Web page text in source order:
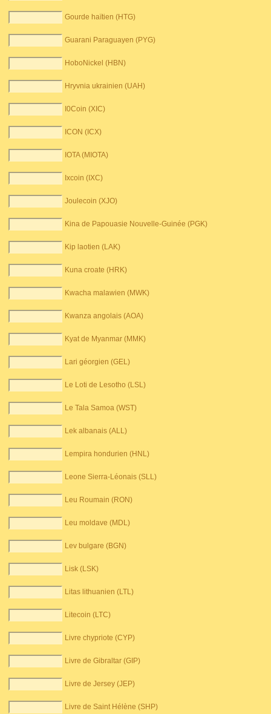
Gourde haïtien (HTG)
Guarani Paraguayen (PYG)
HoboNickel (HBN)
Hryvnia ukrainien (UAH)
I0Coin (XIC)
ICON (ICX)
IOTA (MIOTA)
Ixcoin (IXC)
Joulecoin (XJO)
Kina de Papouasie Nouvelle-Guinée (PGK)
Kip laotien (LAK)
Kuna croate (HRK)
Kwacha malawien (MWK)
Kwanza angolais (AOA)
Kyat de Myanmar (MMK)
Lari géorgien (GEL)
Le Loti de Lesotho (LSL)
Le Tala Samoa (WST)
Lek albanais (ALL)
Lempira hondurien (HNL)
Leone Sierra-Léonais (SLL)
Leu Roumain (RON)
Leu moldave (MDL)
Lev bulgare (BGN)
Lisk (LSK)
Litas lithuanien (LTL)
Litecoin (LTC)
Livre chypriote (CYP)
Livre de Gibraltar (GIP)
Livre de Jersey (JEP)
Livre de Saint Hélène (SHP)